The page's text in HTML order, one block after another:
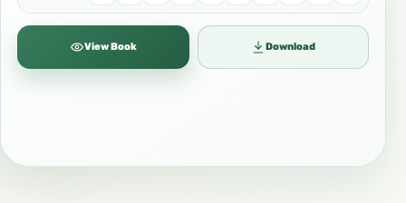
View Book Download